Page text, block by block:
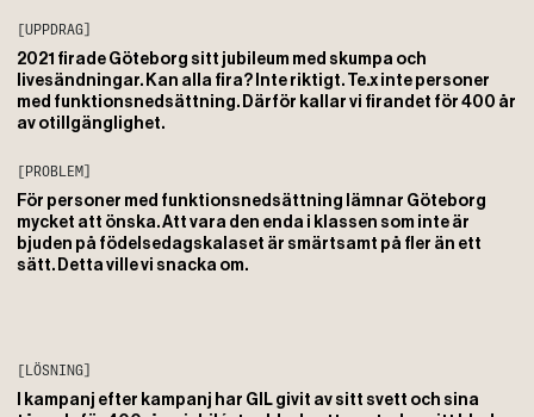
[UPPDRAG]
2021 firade Göteborg sitt jubileum med skumpa och
livesändningar. Kan alla fira? Inte riktigt. Te.x inte personer
med funktionsnedsättning. Därför kallar vi firandet för 400 år
av otillgänglighet.
[PROBLEM]
För personer med funktionsnedsättning lämnar Göteborg
mycket att önska. Att vara den enda i klassen som inte är
bjuden på födelsedagskalaset är smärtsamt på fler än ett
sätt. Detta ville vi snacka om.
[LÖSNING]
I kampanj efter kampanj har GIL givit av sitt svett och sina